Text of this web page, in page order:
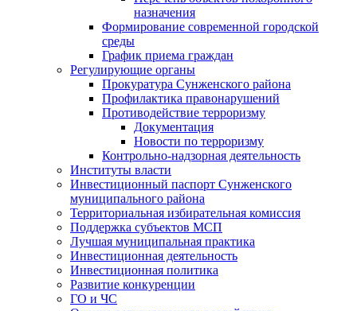
назначения
Формирование современной городской
среды
График приема граждан
Регулирующие органы
Прокуратура Сунженского района
Профилактика правонарушений
Противодействие терроризму
Документация
Новости по терроризму
Контрольно-надзорная деятельность
Институты власти
Инвестиционный паспорт Сунженского
муниципального района
Территориальная избирательная комиссия
Поддержка субъектов МСП
Лучшая муниципальная практика
Инвестиционная деятельность
Инвестиционная политика
Развитие конкуренции
ГО и ЧС